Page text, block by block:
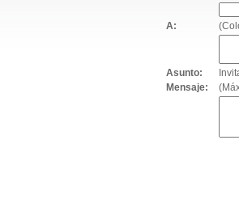
A:
Asunto:
Mensaje: